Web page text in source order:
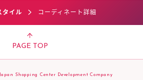
タイル コーディネート詳細
PAGE TOP
Shopping Center Development Company